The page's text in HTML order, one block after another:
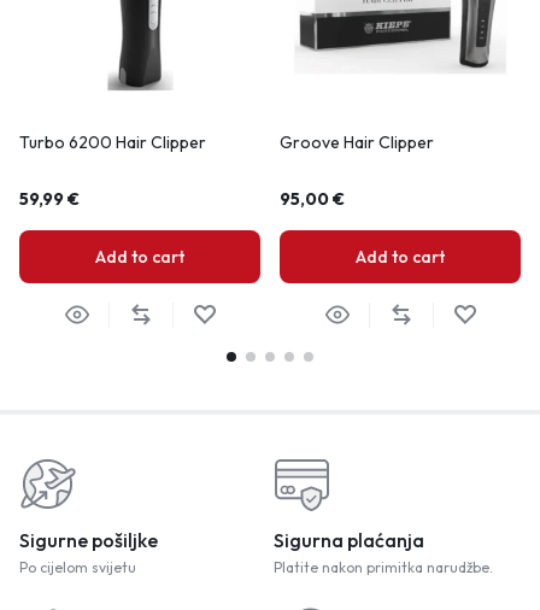
Turbo 6200 Hair Clipper
59,99€
Add to cart
Groove Hair Clipper
95,00€
Add to cart
Sigurne pošiljke
Po cijelom svijetu
Sigurna plaćanja
Platite nakon primitka narudžbe.